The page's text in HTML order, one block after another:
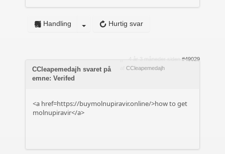
Hurtig svar
Handling
4 år 3 måneder siden #49029
CCleapemedajh
CCleapemedajh svaret på
emne: Verifed
<a href=https://buymolnupiravir.online/>how to get
molnupiravir</a>